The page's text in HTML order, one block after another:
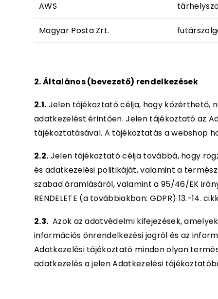
AWS
Magyar Posta Zrt.
2. Általános (bevezető) rendelkezések
2.1. Jelen tájékoztató célja, hogy közérthető,
adatkezelést érintően. Jelen tájékoztató az
tájékoztatásával. A tájékoztatás a webshop
2.2. Jelen tájékoztató célja továbbá, hogy
és adatkezelési politikáját, valamint a
szabad áramlásáról, valamint a 95/46/EK
RENDELETE (a továbbiakban: GDPR) 13.-
2.3. Azok az adatvédelmi kifejezések,
információs önrendelkezési jogról és az
Adatkezelési tájékoztató minden olyan
adatkezelés a jelen Adatkezelési